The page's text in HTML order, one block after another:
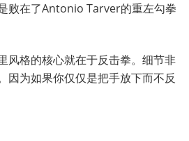
败在了Antonio Tarver的重左勾拳
风格的核心就在于反击拳。细节非
因为如果你仅仅是把手放下而不反